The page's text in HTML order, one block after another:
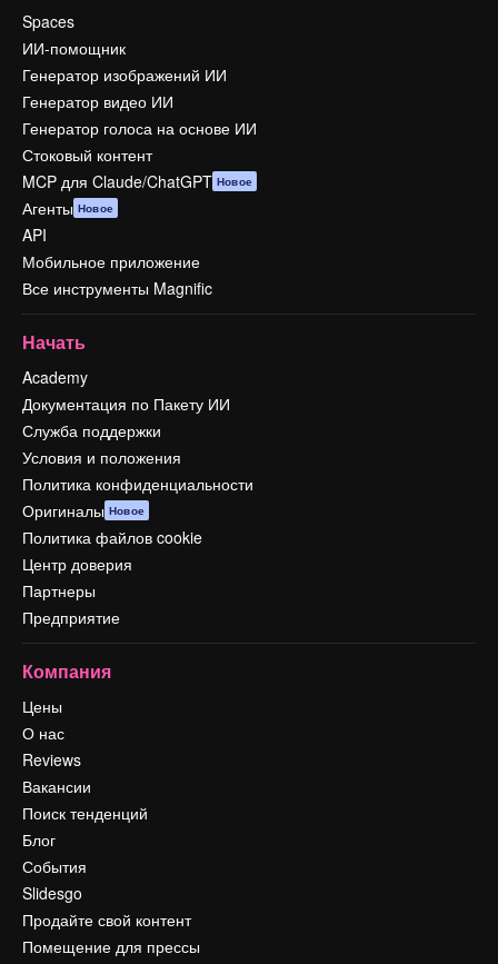
Spaces
ИИ-помощник
Генератор изображений ИИ
Генератор видео ИИ
Генератор голоса на основе ИИ
Стоковый контент
MCP для Claude/ChatGPT Новое
Агенты Новое
API
Мобильное приложение
Все инструменты Magnific
Начать
Academy
Документация по Пакету ИИ
Служба поддержки
Условия и положения
Политика конфиденциальности
Оригиналы Новое
Политика файлов cookie
Центр доверия
Партнеры
Предприятие
Компания
Цены
О нас
Reviews
Вакансии
Поиск тенденций
Блог
События
Slidesgo
Продайте свой контент
Помещение для прессы